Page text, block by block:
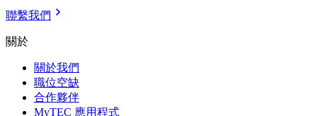
聯繫我們
關於
關於我們
職位空缺
合作夥伴
MyTEC 應用程式